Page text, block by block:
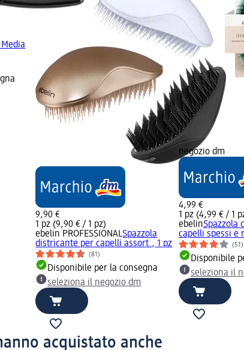
9,90 €
1 pz (9,90 € / 1 pz)
ebelin PROFESSIONALSpazzola
districante per capelli assort., 1 pz
(81)
Disponibile per la consegna
seleziona il negozio dm
negozio dm
4,99 €
1 pz (4,99 € / 1
ebelinSpazzola
capelli spessi e
(51)
Disponibile
seleziona il
acquistato anche